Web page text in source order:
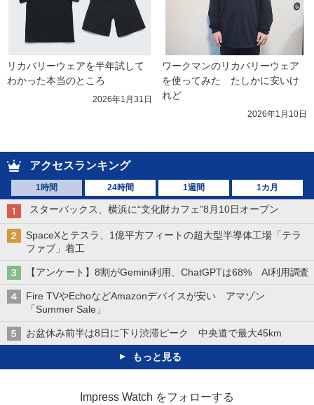
リカバリーウェアを半年試して
わかった本当のところ
2026年1月31日
ワークマンのリカバリーウェア
を使ってみた　たしかに安いけ
れど
2026年1月10日
アクセスランキング
1時間 24時間 1週間 1カ月
スターバックス、横浜に“文化財カフェ”8月10日オープン
SpaceXとテスラ、1億平方フィートの超大型半導体工場「テラ
ファブ」着工
【アンケート】8割がGemini利用、ChatGPTは68% AI利用調査
Fire TVやEchoなどAmazonデバイスが安い アマゾン
「Summer Sale」
お盆休み前半は8日に下り渋滞ピーク 中央道で最大45km
もっと見る
Impress Watch をフォローする